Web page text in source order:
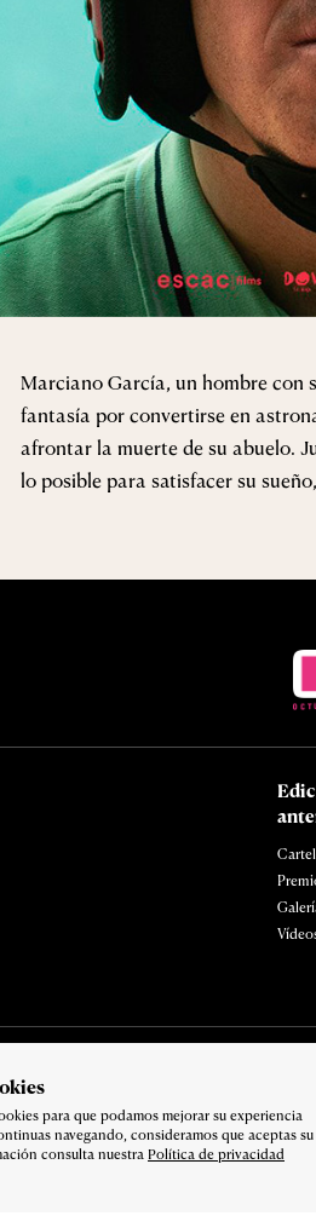
para que podamos mejorar su experiencia
navegando, consideramos que aceptas su
consulta nuestra Política de privacidad
Marciano García, un hombre con
fantasía por convertirse en
afrontar la muerte de su abuelo.
lo posible para satisfacer su